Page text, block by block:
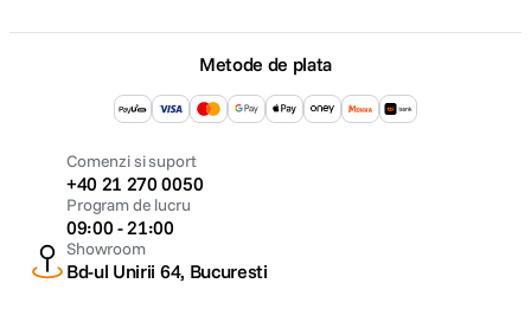
Metode de plata
Comenzi si suport
+40 21 270 0050
Program de lucru
09:00 - 21:00
Showroom
Bd-ul Unirii 64, Bucuresti